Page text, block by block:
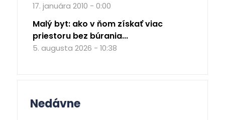
17. januára 2010 - 0:00
Malý byt: ako v ňom získať viac
priestoru bez búrania...
5. augusta 2026 - 10:38
Nedávne